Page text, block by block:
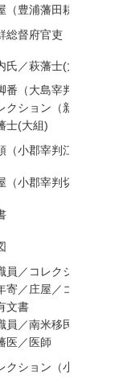
（豊浦藩田耕村）
総督府官吏
氏／萩藩士(大組）／
番（大島宰判）
クション（新聞）
士(大組)
（小郡宰判江崎村）
（小郡宰判切畑村）
員／コレクション
寄／庄屋／コレクシ
文書
員／南米移民事業／写
医／医師
クション（小学校配付